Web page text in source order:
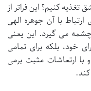
کنیم؟ این فراتر از
با آن جوهره الهی
می گیرد. این یعنی
خود، بلکه برای تمامی
ارتعاشات مثبت برمی